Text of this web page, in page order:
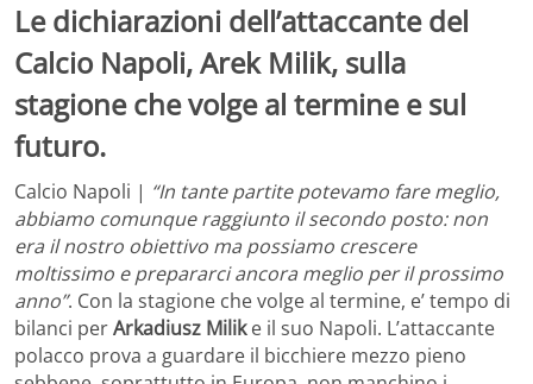
Le dichiarazioni dell’attaccante del
Calcio Napoli, Arek Milik, sulla
stagione che volge al termine e sul
futuro.
Calcio Napoli | “In tante partite potevamo fare meglio,
abbiamo comunque raggiunto il secondo posto: non
era il nostro obiettivo ma possiamo crescere
moltissimo e prepararci ancora meglio per il prossimo
anno”. Con la stagione che volge al termine, e’ tempo di
bilanci perArkadiusz Milike il suo Napoli. L’attaccante
polacco prova a guardare il bicchiere mezzo pieno